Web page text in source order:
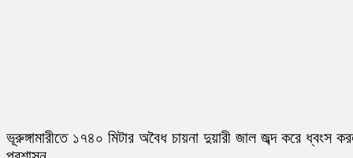
ভূরুঙ্গামারীতে ১৭৪০ মিটার অবৈধ চায়না দুয়ারী জাল জব্দ করে ধ্বংস